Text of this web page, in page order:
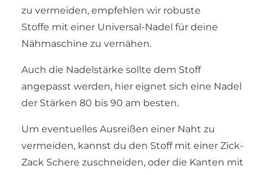
zu vermeiden, empfehlen wir robuste
Stoffe mit einer Universal-Nadel für deine
Nähmaschine zu vernähen.
Auch die Nadelstärke sollte dem Stoff
angepasst werden, hier eignet sich eine Nadel
der Stärken 80 bis 90 am besten.
Um eventuelles Ausreißen einer Naht zu
vermeiden, kannst du den Stoff mit einer Zick-
Zack Schere zuschneiden, oder die Kanten mit